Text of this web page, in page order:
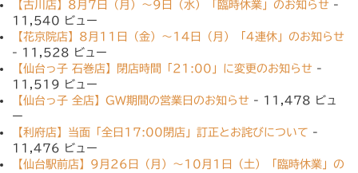
【古川店】8月7日（月）〜9日（水）「臨時休業」のお知らせ -
11,540 ビュー
【花京院店】8月11日（金）〜14日（月）「4連休」のお知らせ
- 11,528 ビュー
【仙台っ子 石巻店】閉店時間「21:00」に変更のお知らせ -
11,519 ビュー
【仙台っ子 全店】GW期間の営業日のお知らせ - 11,478 ビュ
ー
【利府店】当面「全日17:00閉店」訂正とお詫びについて -
11,476 ビュー
【仙台駅前店】9月26日（月）〜10月1日（土）「臨時休業」の